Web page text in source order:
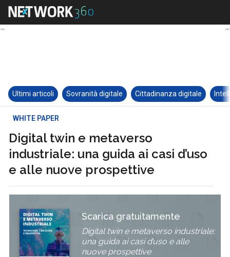
Ultimi articoli Sovranità digitale Cittadinanza digitale
WHITE PAPER
Digital twin e metaverso
industriale: una guida ai casi d’uso
e alle nuove prospettive
Scarica gratuitamente
Digital twin e metaverso industriale:
una guida ai casi d’uso e alle
nuove prospettive